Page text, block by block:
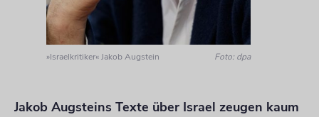
»Israelkritiker« Jakob Augstein Foto: dpa
Jakob Augsteins Texte über Israel zeugen kaum